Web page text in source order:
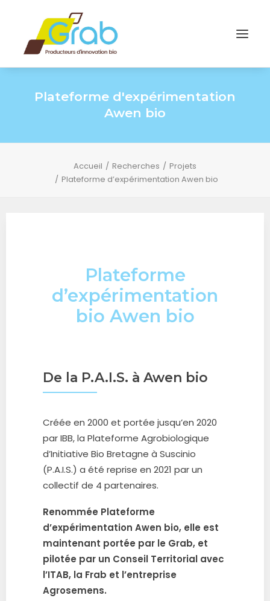
Plateforme d'expérimentation
Awen bio
Accueil Recherches
Projets
Plateforme d’expérimentation Awen bio
Plateforme
d’expérimentation
bio Awen bio
De la P.A.I.S. à Awen bio
Créée en 2000 et portée jusqu’en 2020
par IBB, la Plateforme Agrobiologique
d’Initiative Bio Bretagne à Suscinio
(P.A.I.S.) a été reprise en 2021 par un
collectif de 4 partenaires.
Renommée Plateforme
d’expérimentation Awen bio, elle est
maintenant portée par le Grab, et
pilotée par un Conseil Territorial avec
l’ITAB, la Frab et l’entreprise
Agrosemens.